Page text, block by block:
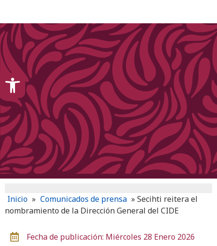
Inicio » Comunicados de prensa » Secihti reitera el
nombramiento de la Dirección General del CIDE
Fecha de publicación: Miércoles 28 Enero 2026
Open toolbar